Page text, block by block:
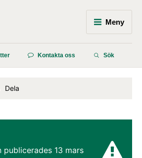
Meny
Kontakta oss Sök
Dela
publicerades 13 mars